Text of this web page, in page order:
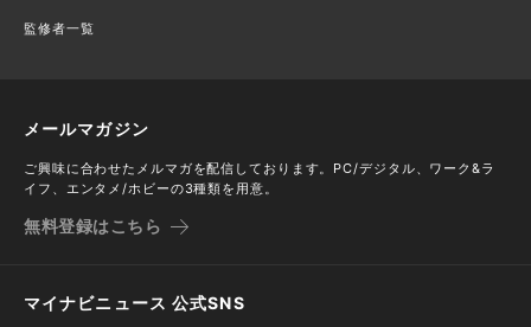
監修者一覧
メールマガジン
ご興味に合わせたメルマガを配信しております。PC/デジタル、ワーク&ラ
イフ、エンタメ/ホビーの3種類を用意。
無料登録はこちら
マイナビニュース 公式SNS